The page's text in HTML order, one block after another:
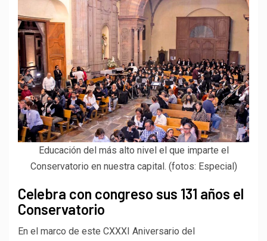
Educación del más alto nivel el que imparte el
Conservatorio en nuestra capital. (fotos: Especial)
Celebra con congreso sus 131 años el
Conservatorio
En el marco de este CXXXI Aniversario del